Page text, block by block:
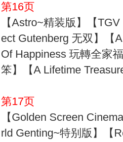
第16页
【Astro~精装版】【
ect Gutenberg 无双】【
Of Happiness 玩轉全家
笨】【A Lifetime
第17页
【Golden Screen
rld Genting~特别版】【